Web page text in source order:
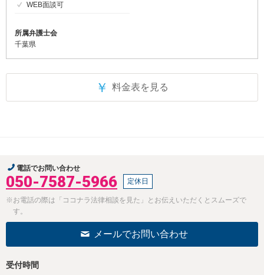
WEB面談可
所属弁護士会
千葉県
￥ 料金表を見る
電話でお問い合わせ
050-7587-5966 定休日
※お電話の際は「ココナラ法律相談を見た」とお伝えいただくとスムーズで
す。
メールでお問い合わせ
受付時間